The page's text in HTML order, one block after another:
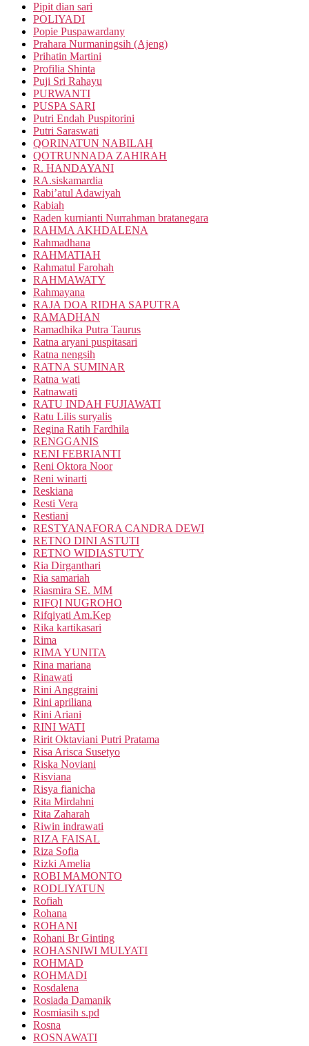
Pipit dian sari
POLIYADI
Popie Puspawardany
Prahara Nurmaningsih (Ajeng)
Prihatin Martini
Profilia Shinta
Puji Sri Rahayu
PURWANTI
PUSPA SARI
Putri Endah Puspitorini
Putri Saraswati
QORINATUN NABILAH
QOTRUNNADA ZAHIRAH
R. HANDAYANI
RA.siskamardia
Rabi’atul Adawiyah
Rabiah
Raden kurnianti Nurrahman bratanegara
RAHMA AKHDALENA
Rahmadhana
RAHMATIAH
Rahmatul Farohah
RAHMAWATY
Rahmayana
RAJA DOA RIDHA SAPUTRA
RAMADHAN
Ramadhika Putra Taurus
Ratna aryani puspitasari
Ratna nengsih
RATNA SUMINAR
Ratna wati
Ratnawati
RATU INDAH FUJIAWATI
Ratu Lilis suryalis
Regina Ratih Fardhila
RENGGANIS
RENI FEBRIANTI
Reni Oktora Noor
Reni winarti
Reskiana
Resti Vera
Restiani
RESTYANAFORA CANDRA DEWI
RETNO DINI ASTUTI
RETNO WIDIASTUTY
Ria Dirganthari
Ria samariah
Riasmira SE. MM
RIFQI NUGROHO
Rifqiyati Am.Kep
Rika kartikasari
Rima
RIMA YUNITA
Rina mariana
Rinawati
Rini Anggraini
Rini apriliana
Rini Ariani
RINI WATI
Ririt Oktaviani Putri Pratama
Risa Arisca Susetyo
Riska Noviani
Risviana
Risya fianicha
Rita Mirdahni
Rita Zaharah
Riwin indrawati
RIZA FAISAL
Riza Sofia
Rizki Amelia
ROBI MAMONTO
RODLIYATUN
Rofiah
Rohana
ROHANI
Rohani Br Ginting
ROHASNIWI MULYATI
ROHMAD
ROHMADI
Rosdalena
Rosiada Damanik
Rosmiasih s.pd
Rosna
ROSNAWATI